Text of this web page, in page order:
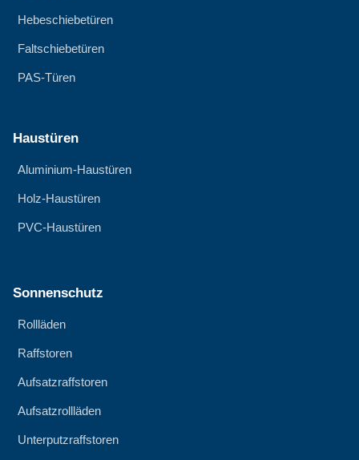
Hebeschiebetüren
Faltschiebetüren
PAS-Türen
Haustüren
Aluminium-Haustüren
Holz-Haustüren
PVC-Haustüren
Sonnenschutz
Rollläden
Raffstoren
Aufsatzraffstoren
Aufsatzrollläden
Unterputzraffstoren